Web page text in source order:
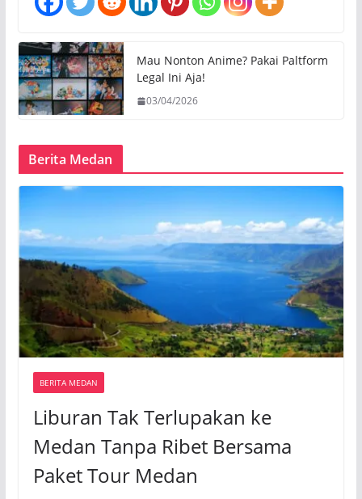
Mau Nonton Anime? Pakai Paltform
Legal Ini Aja!
03/04/2026
Berita Medan
BERITA MEDAN
Liburan Tak Terlupakan ke
Medan Tanpa Ribet Bersama
Paket Tour Medan